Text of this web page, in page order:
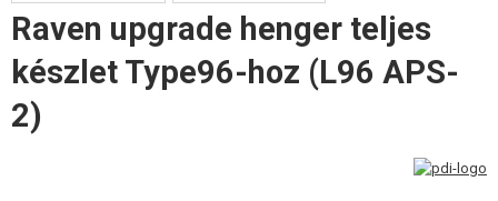
SZEMÜVEGEK, MASZKOK
FELSZERELÉS, EGYENRUHA, TOKOK
ÁLCÁZÁS, FESTÉK, SZALAG
Raven upgrade henger teljes
készlet Type96-hoz (L96 APS-
2)